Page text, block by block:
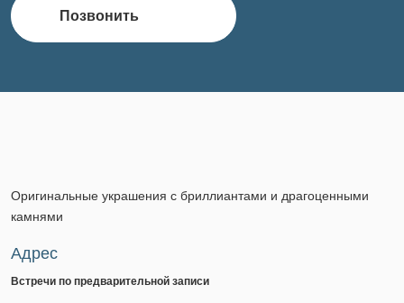
Позвонить
Оригинальные украшения с бриллиантами и драгоценными
камнями
Адрес
Встречи по предварительной записи